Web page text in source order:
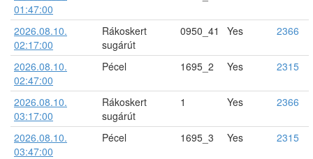
01:47:00
2026.08.10.
02:17:00
Rákoskert
sugárút
0950_41 Yes 2366
2026.08.10.
02:47:00
Pécel 1695_2 Yes 2315
2026.08.10.
03:17:00
Rákoskert
sugárút
1 Yes 2366
2026.08.10.
03:47:00
Pécel 1695_3 Yes 2315